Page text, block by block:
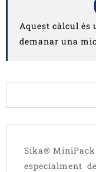
Aquest càlcul és
demanar una
Sika®
especialment